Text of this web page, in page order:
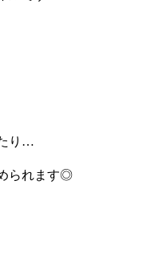
り…
られます◎